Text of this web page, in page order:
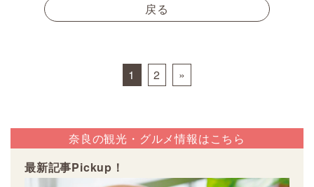
戻る
Posts navigation
1 2 »
奈良の観光・グルメ情報はこちら
最新記事Pickup！